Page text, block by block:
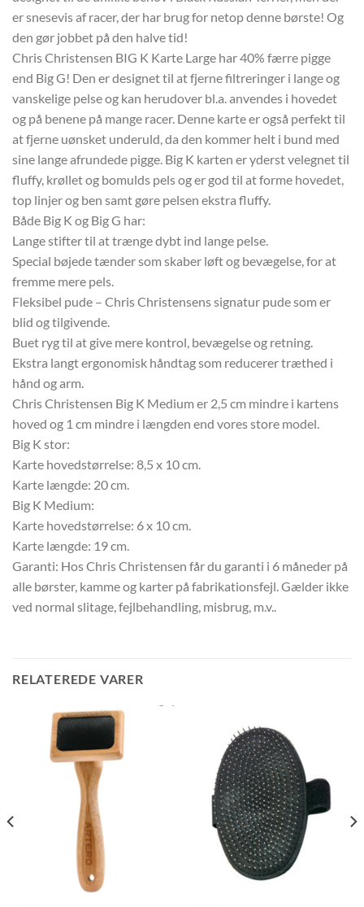
er snesevis af racer, der har brug for netop denne børste! Og
den gør jobbet på den halve tid!
Chris Christensen BIG K Karte Large har 40% færre pigge
end Big G! Den er designet til at fjerne filtreringer i lange og
vanskelige pelse og kan herudover bl.a. anvendes i hovedet
og på benene på mange racer. Denne karte er også perfekt til
at fjerne uønsket underuld, da den kommer helt i bund med
sine lange afrundede pigge. Big K karten er yderst velegnet til
fluffy, krøllet og bomulds pels og er god til at forme hovedet,
top linjer og ben samt gøre pelsen ekstra fluffy.
Både Big K og Big G har:
Lange stifter til at trænge dybt ind lange pelse.
Special bøjede tænder som skaber løft og bevægelse, for at
fremme mere pels.
Fleksibel pude – Chris Christensens signatur pude som er
blid og tilgivende.
Buet ryg til at give mere kontrol, bevægelse og retning.
Ekstra langt ergonomisk håndtag som reducerer træthed i
hånd og arm.
Chris Christensen Big K Medium er 2,5 cm mindre i kartens
hoved og 1 cm mindre i længden end vores store model.
Big K stor:
Karte hovedstørrelse: 8,5 x 10 cm.
Karte længde: 20 cm.
Big K Medium:
Karte hovedstørrelse: 6 x 10 cm.
Karte længde: 19 cm.
Garanti: Hos Chris Christensen får du garanti i 6 måneder på
alle børster, kamme og karter på fabrikationsfejl. Gælder ikke
ved normal slitage, fejlbehandling, misbrug, m.v..
RELATEREDE VARER